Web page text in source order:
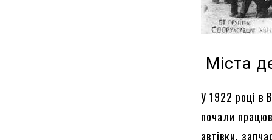
Міста
У 1922 році в
почали
автівки,